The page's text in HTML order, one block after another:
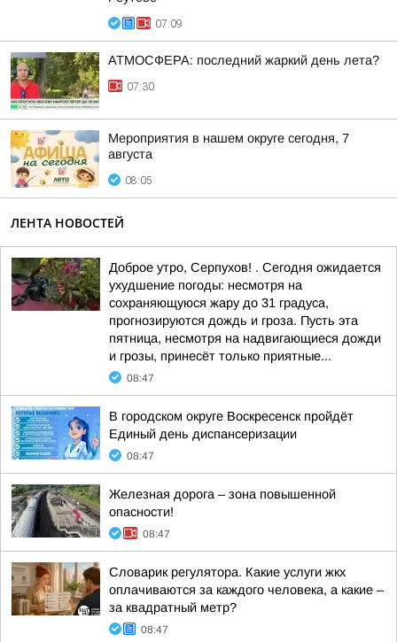
07:09
АТМОСФЕРА: последний жаркий день лета?
07:30
Мероприятия в нашем округе сегодня, 7
августа
08:05
ЛЕНТА НОВОСТЕЙ
Доброе утро, Серпухов! . Сегодня ожидается
ухудшение погоды: несмотря на
сохраняющуюся жару до 31 градуса,
прогнозируются дождь и гроза. Пусть эта
пятница, несмотря на надвигающиеся дожди
и грозы, принесёт только приятные...
08:47
В городском округе Воскресенск пройдёт
Единый день диспансеризации
08:47
Железная дорога – зона повышенной
опасности!
08:47
Словарик регулятора. Какие услуги жкх
оплачиваются за каждого человека, а какие –
за квадратный метр?
08:47